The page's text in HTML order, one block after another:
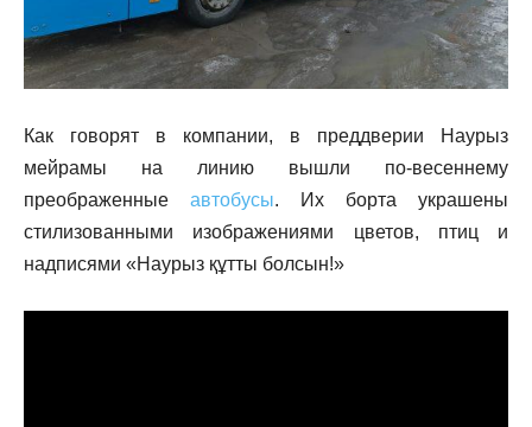
Как говорят в компании, в преддверии Наурыз
мейрамы на линию вышли по-весеннему
преображенные автобусы. Их борта украшены
стилизованными изображениями цветов, птиц и
надписями «Наурыз құтты болсын!»